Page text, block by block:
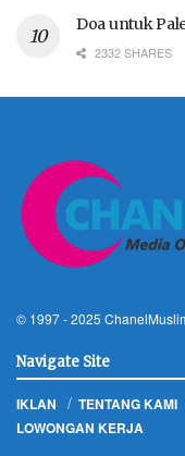
Doa untuk
2332 SHARES
© 1997 - 2025
Navigate Site
IKLAN TENTANG KAMI
LOWONGAN KERJA